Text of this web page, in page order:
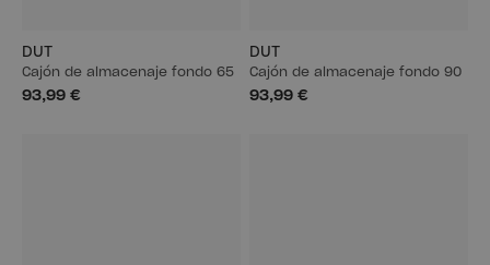
DUT
Cajón de almacenaje fondo 65
93,99 €
DUT
Cajón de almacenaje fondo 90
93,99 €